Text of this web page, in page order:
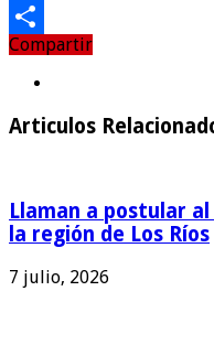
Email
Compartir
Compartir
Articulos
Llaman a postular
la región de Los Ríos
7 julio, 2026